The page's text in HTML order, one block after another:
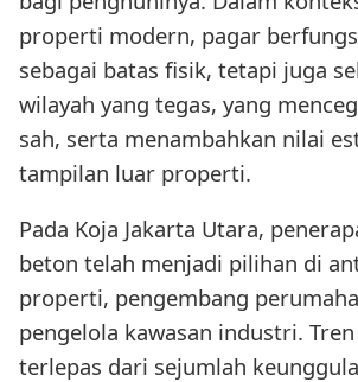
properti modern, pagar
sebagai batas fisik, tetapi juga
wilayah yang tegas, yang
sah, serta menambahkan nilai
tampilan luar properti.
Pada Koja Jakarta Utara,
beton telah menjadi pilihan di
properti, pengembang
pengelola kawasan industri.
terlepas dari sejumlah